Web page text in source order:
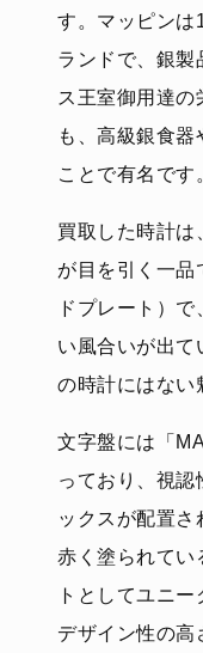
す。マッピンは
ランドで、銀製
ス王室御用達
も、高級銀食器
ことで有名です
買取した時計は
が目を引く一品
ドプレート）
い風合いが出て
の時計にはない
文字盤には「
っており、視
ックスが配置
赤く塗られてい
トとしてユニ
デザイン性の高